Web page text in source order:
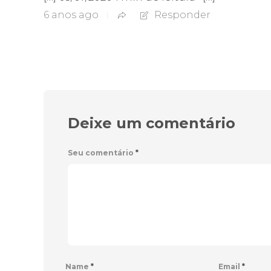
6 anos ago Responder
Deixe um comentário
Seu comentário *
Name * Email *